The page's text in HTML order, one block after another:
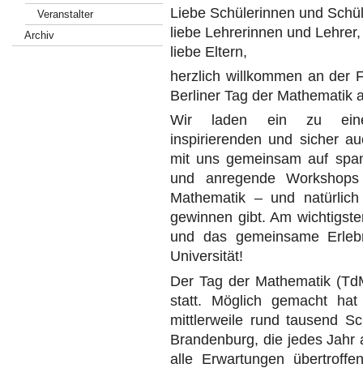
Veranstalter
Archiv
Liebe Schülerinnen und
liebe Lehrerinnen und Lehrer,
liebe Eltern,
herzlich willkommen an der
Berliner Tag der Mathematik
Wir laden ein zu
inspirierenden und sicher
mit uns gemeinsam auf
und anregende
Mathematik – und
gewinnen gibt. Am
und das gemeinsame
Universität!
Der Tag der Mathematik
statt. Möglich gemacht
mittlerweile rund tausend
Brandenburg, die jedes
alle Erwartungen